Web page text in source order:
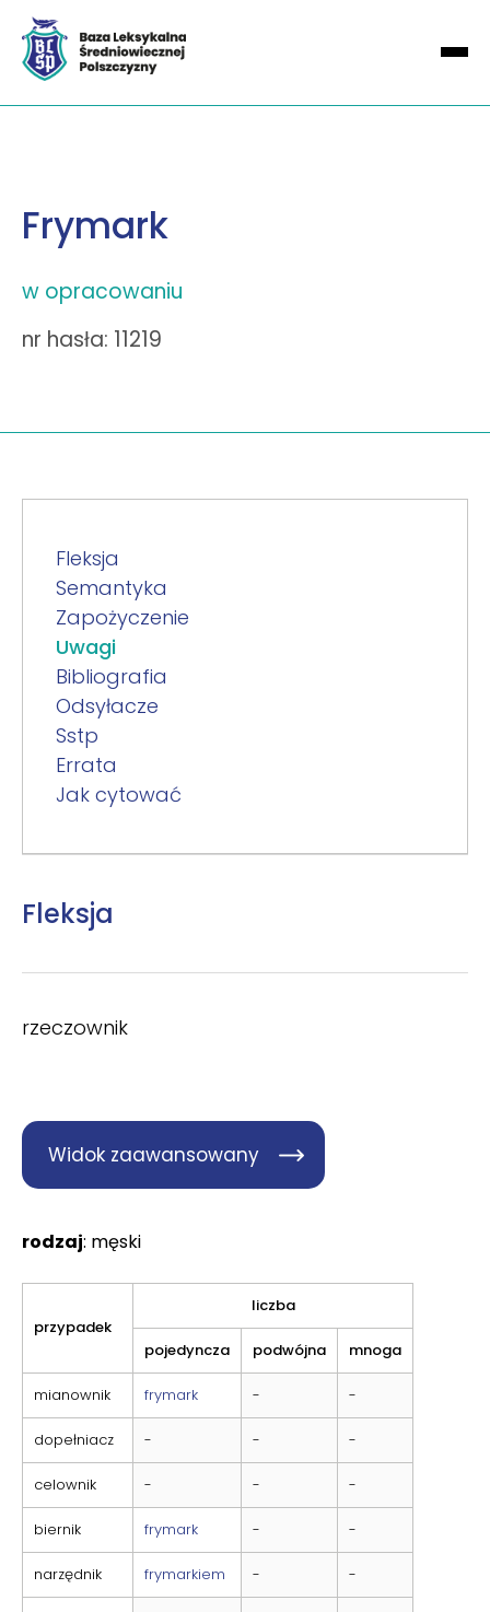
Frymark
w opracowaniu
nr hasła: 11219
Fleksja
Semantyka
Zapożyczenie
Uwagi
Bibliografia
Odsyłacze
Sstp
Errata
Jak cytować
Fleksja
rzeczownik
Widok zaawansowany
rodzaj: męski
przypadek
liczba
pojedyncza podwójna mnoga
mianownik frymark - -
dopełniacz - - -
celownik - - -
biernik frymark - -
narzędnik frymarkiem - -